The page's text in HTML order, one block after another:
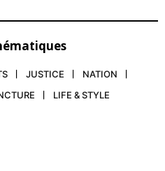
JUSTICE
NATION
LIFE & STYLE